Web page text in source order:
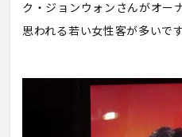
ク・ジョンウォンさんがオー
思われる若い女性客が多いです